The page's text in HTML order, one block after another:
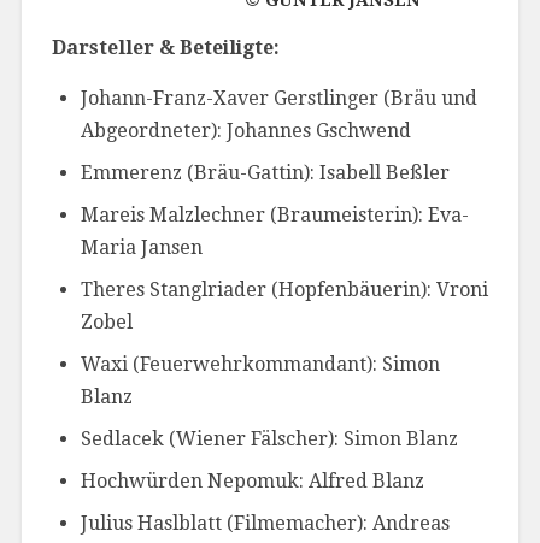
Darsteller & Beteiligte:
Johann-Franz-Xaver Gerstlinger (Bräu und
Abgeordneter): Johannes Gschwend
Emmerenz (Bräu-Gattin): Isabell Beßler
Mareis Malzlechner (Braumeisterin): Eva-
Maria Jansen
Theres Stanglriader (Hopfenbäuerin): Vroni
Zobel
Waxi (Feuerwehrkommandant): Simon
Blanz
Sedlacek (Wiener Fälscher): Simon Blanz
Hochwürden Nepomuk: Alfred Blanz
Julius Haslblatt (Filmemacher): Andreas